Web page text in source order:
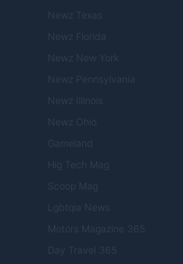
Newz Texas
Newz Florida
Newz New York
Newz Pennsylvania
Newz Illinois
Newz Ohio
Gameland
Hig Tech Mag
Scoop Mag
Lgbtqia News
Motors Magazine 365
Day Travel 365